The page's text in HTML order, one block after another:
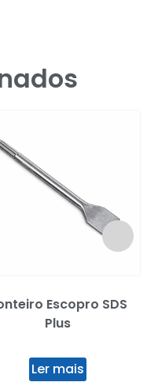
Escopro SDS
Plus
Ler mais